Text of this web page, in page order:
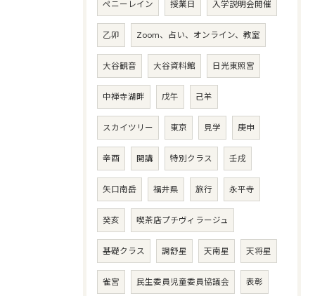
ペニーレイン 授業日 入学説明会開催
乙卯 Zoom、占い、オンライン、教室
大谷観音 大谷資料館 日光東照宮
中禅寺湖畔 戊午 己羊
スカイツリー 東京 見学 庚申
辛酉 開講 特別クラス 壬戌
矢口南岳 福井県 旅行 永平寺
癸亥 喫茶店プチヴィラージュ
基礎クラス 調舒星 天南星 天将星
雀宮 民生委員児童委員協議会 表彰